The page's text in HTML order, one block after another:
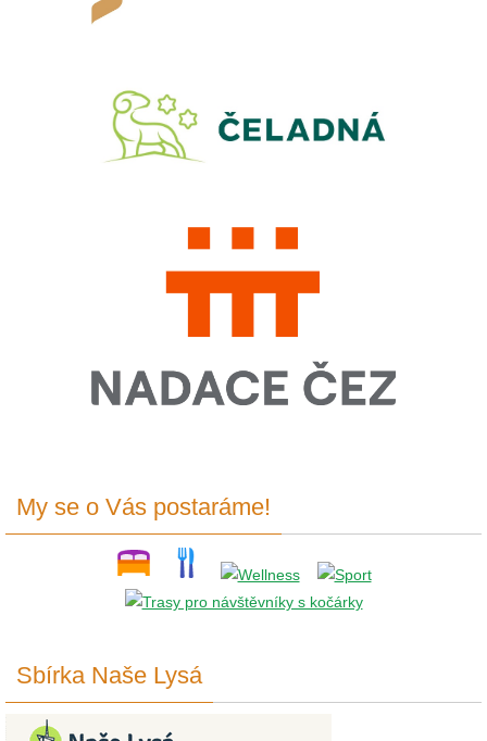
My se o Vás postaráme!
Sbírka Naše Lysá